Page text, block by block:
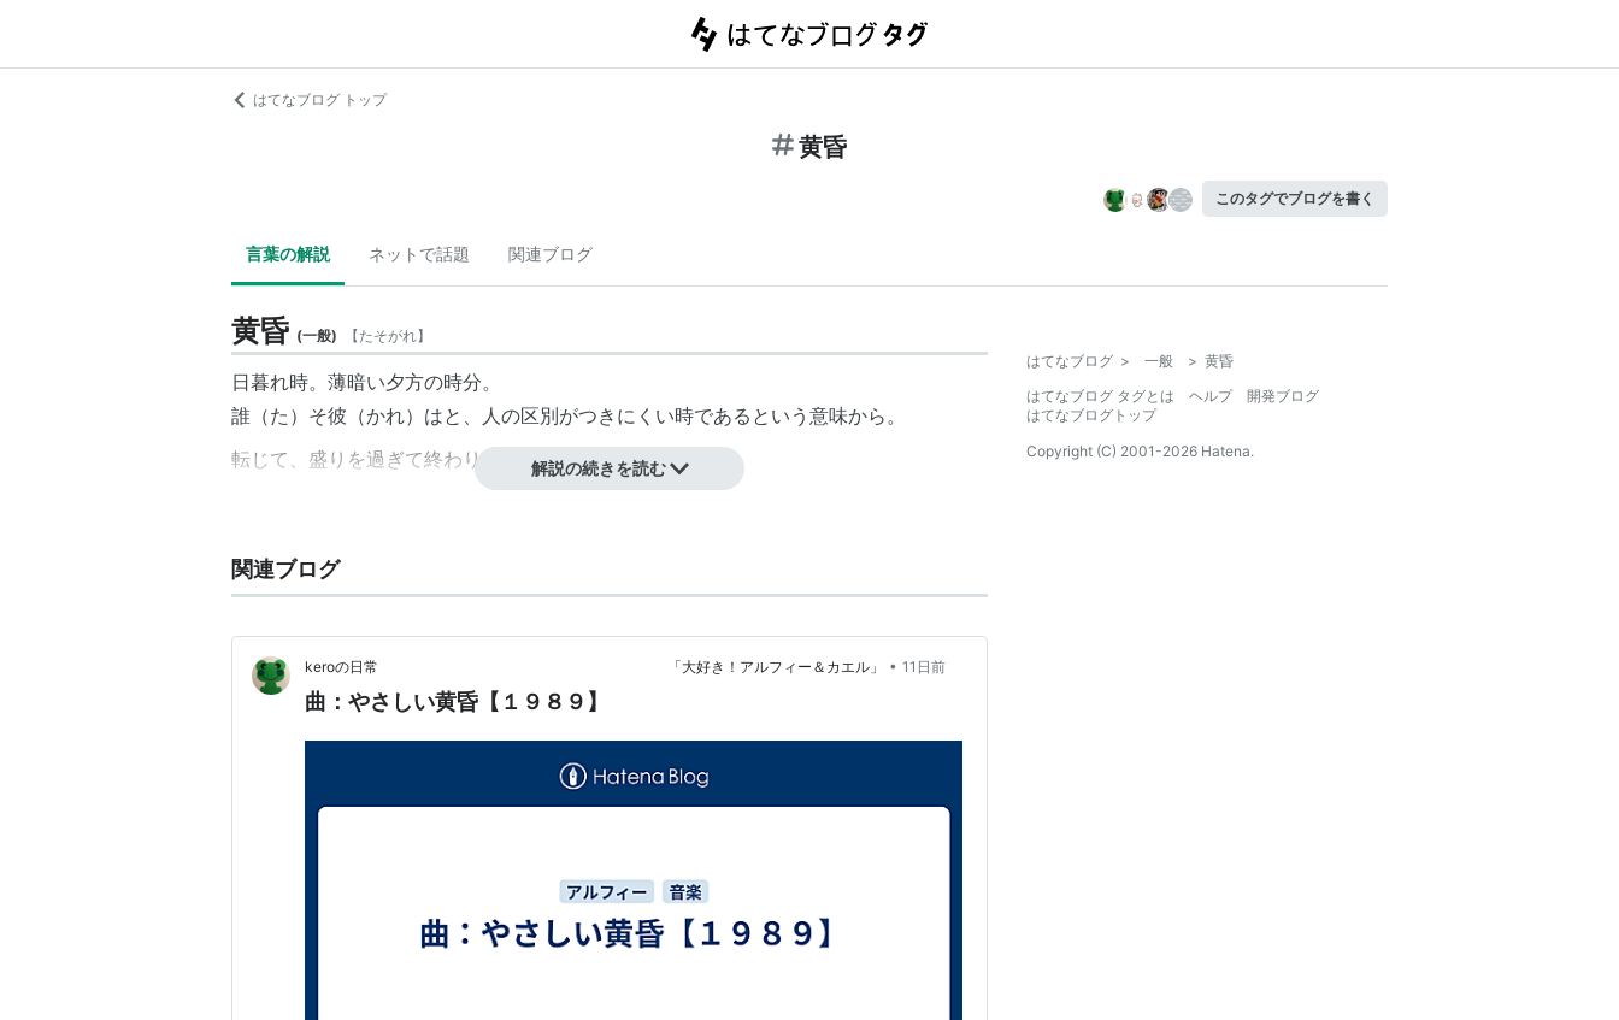
はてなブログ トップ
黄昏
このタグでブログを書く
言葉の解説 ネットで話題 関連ブログ
黄昏 (一般) 【たそがれ】
日暮れ時。薄暗い夕方の時分。
誰（た）そ彼（かれ）はと、人の区別がつきにくい時であるという意味から。
転じて、盛りを過ぎて終わりに近づこうとするころもさす。
解説の続きを読む
関連ブログ
keroの日常 「大好き！アルフィー＆カエル」 • 11日前
曲：やさしい黄昏【１９８９】
はてなブログ > 一般 > 黄昏
はてなブログ タグとは
ヘルプ
開発ブログ
はてなブログトップ
Copyright (C) 2001-2026 Hatena.